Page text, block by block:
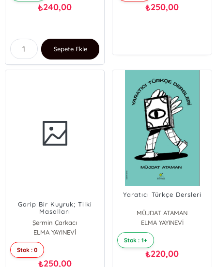
₺240,00
Sepete Ekle
₺250,00
Garip Bir Kuyruk; Tilki
Masalları
Şermin Çarkacı
ELMA YAYINEVİ
Stok : 0
₺250,00
Yaratıcı Türkçe Dersleri
MÜJDAT ATAMAN
ELMA YAYINEVİ
Stok : 1+
₺220,00